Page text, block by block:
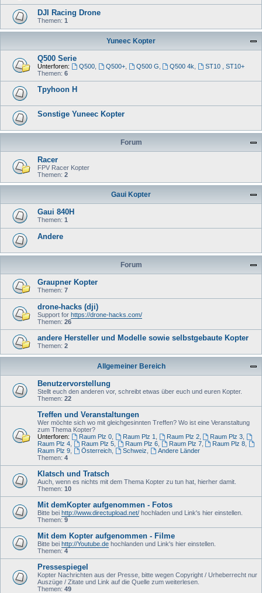
DJI Racing Drone
Themen: 1
Yuneec Kopter
Q500 Serie
Unterforen: Q500, Q500+, Q500 G Q500 4k
ST10 , ST10+
Themen: 6
Tpyhoon H
Sonstige Yuneec Kopter
Forum
Racer
FPV Racer Kopter
Themen: 2
Gaui Kopter
Gaui 840H
Themen: 1
Andere
Forum
Graupner Kopter
Themen: 7
drone-hacks (dji)
Support for https://drone-hacks.com/
Themen: 26
andere Hersteller und Modelle sowie selbstgebaute Kopter
Themen: 2
Allgemeiner Bereich
Benutzervorstellung
Stellt euch den anderen vor, schreibt etwas über euch und euren Kopter.
Themen: 22
Treffen und Veranstaltungen
Wer möchte sich wo mit gleichgesinnten Treffen? Wo ist eine Veranstaltung
zum Thema Kopter?
Unterforen:
Raum Plz 0, Raum Plz 1 Raum Plz 2, Raum Plz 3
Raum Plz 4
Raum Plz 5, Raum Plz 6, Raum Plz 7, Raum Plz 8
Raum Plz 9
Österreich, Schweiz
Andere Länder
Themen: 4
Klatsch und Tratsch
Auch, wenn es nichts mit dem Thema Kopter zu tun hat, hierher damit.
Themen: 10
Mit demKopter aufgenommen - Fotos
Bitte bei http://www.directupload.net/ hochladen und Link's hier einstellen.
Themen: 9
Mit dem Kopter aufgenommen - Filme
Bitte bei http://Youtube.de hochlanden und Link's hier einstellen.
Themen: 4
Pressespiegel
Kopter Nachrichten aus der Presse, bitte wegen Copyright / Urheberrecht nur
Auszüge / Zitate und Link auf die Quelle zum weiterlesen.
Themen: 49